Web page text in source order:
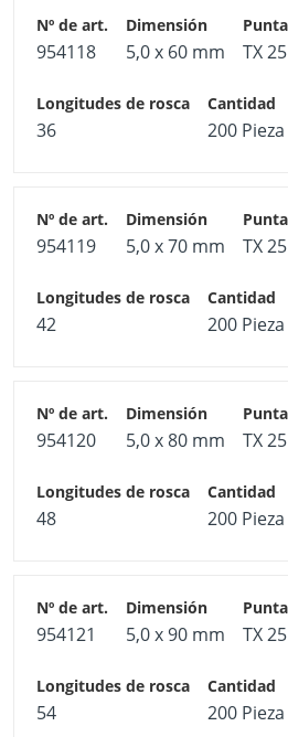
954118 5,0 x 60 mm TX 25
36 200 Pieza
954119 5,0 x 70 mm TX 25
42 200 Pieza
954120 5,0 x 80 mm TX 25
48 200 Pieza
954121 5,0 x 90 mm TX 25
54 200 Pieza